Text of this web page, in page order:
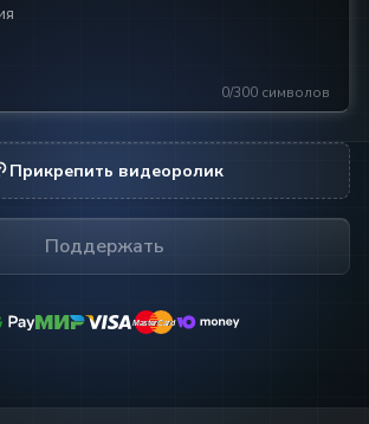
0/300 символов
Прикрепить видеоролик
Поддержать
MasterCard
MasterCard